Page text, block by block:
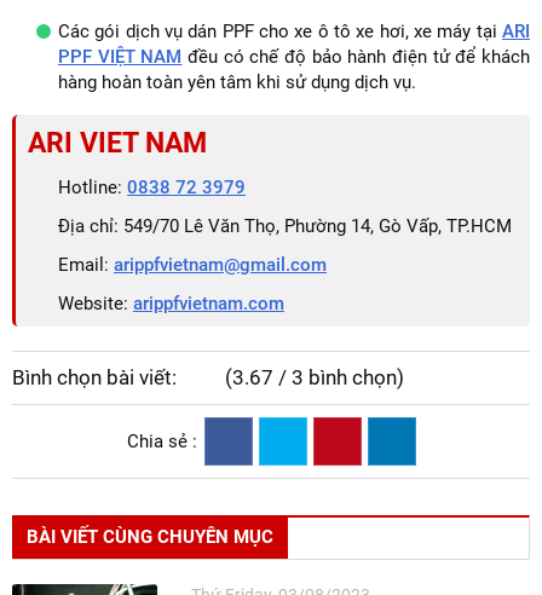
Các gói dịch vụ dán PPF cho xe ô tô xe hơi, xe máy tại ARI
PPF VIỆT NAM đều có chế độ bảo hành điện tử để khách
hàng hoàn toàn yên tâm khi sử dụng dịch vụ.
ARI VIET NAM
Hotline: 0838 72 3979
Địa chỉ: 549/70 Lê Văn Thọ, Phường 14, Gò Vấp, TP.HCM
Email: arippfvietnam@gmail.com
Website: arippfvietnam.com
Bình chọn bài viết: (3.67 / 3 bình chọn)
Chia sẻ :
BÀI VIẾT CÙNG CHUYÊN MỤC